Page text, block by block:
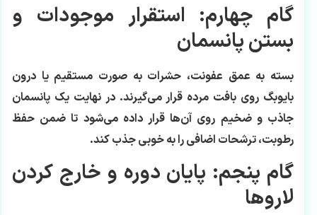
گام چهارم: استقرار موجودات و
بستن پانسمان
بسته به عمق عفونت، حشرات به صورت مستقیم یا درون
بایوبگ روی بافت مرده قرار می‌گیرند. در نهایت یک پانسمان
جاذب و ضخیم روی آن‌ها قرار داده می‌شود تا ضمن حفظ
رطوبت، ترشحات اضافی را به خوبی جذب کند.
گام پنجم: پایان دوره و خارج کردن
لاروها